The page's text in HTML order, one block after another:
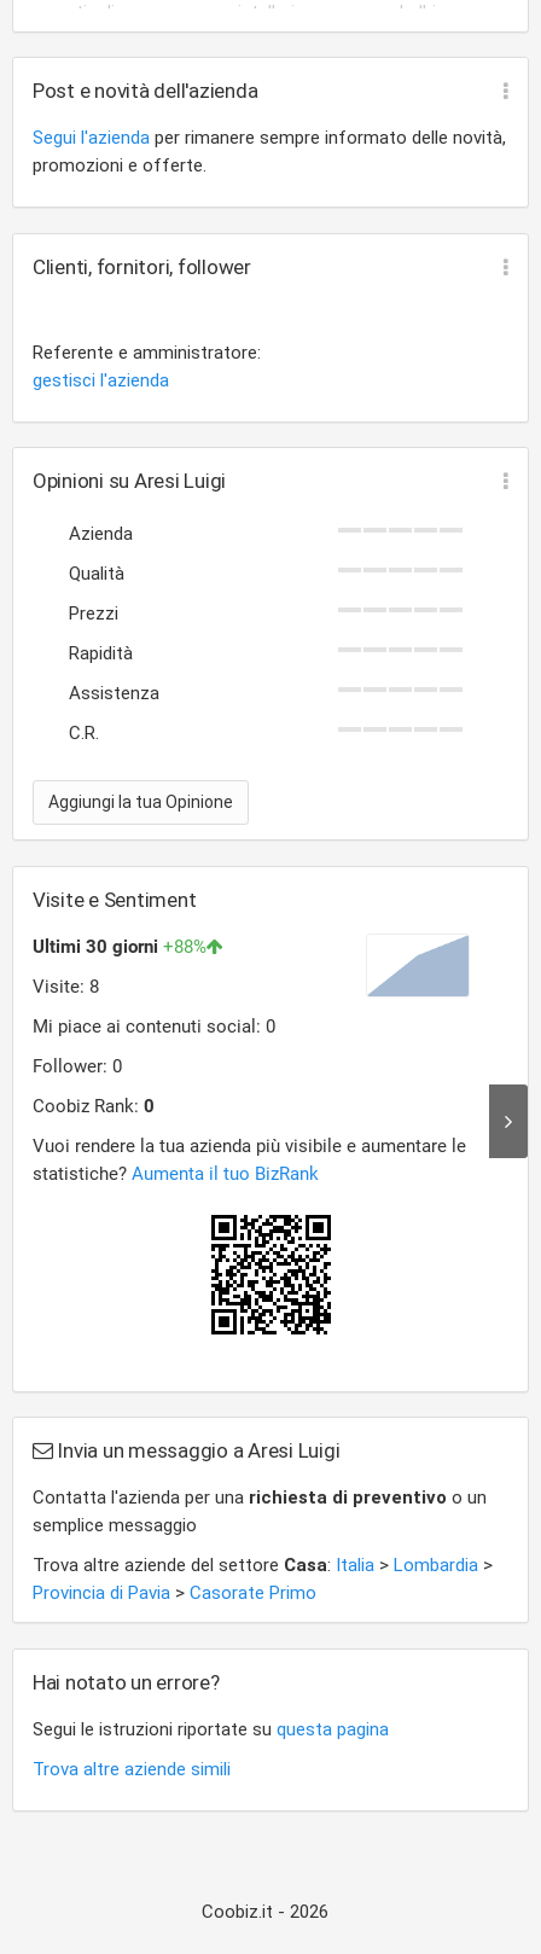
cristalleria
bulbi
Post e novità dell'azienda
Segui l'azienda per rimanere sempre informato delle novità,
promozioni e offerte.
Clienti, fornitori, follower
Referente e amministratore:
gestisci l'azienda
Opinioni su Aresi Luigi
Azienda
Qualità
Prezzi
Rapidità
Assistenza
C.R.
Aggiungi la tua Opinione
Visite e Sentiment
Invia un messaggio a Aresi Luigi
Contatta l'azienda per una richiesta di preventivo o un
semplice messaggio
Trova altre aziende del settore Casa: Italia > Lombardia >
Provincia di Pavia > Casorate Primo
Hai notato un errore?
Segui le istruzioni riportate su questa pagina
Trova altre aziende simili
Coobiz.it - 2026